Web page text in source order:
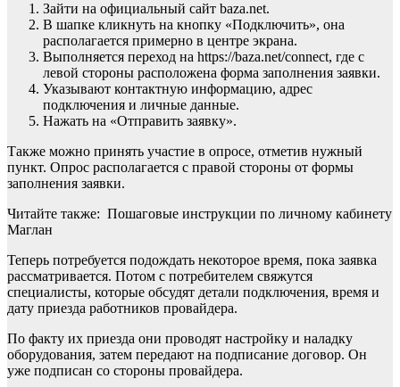
Зайти на официальный сайт baza.net.
В шапке кликнуть на кнопку «Подключить», она
располагается примерно в центре экрана.
Выполняется переход на https://baza.net/connect, где с
левой стороны расположена форма заполнения заявки.
Указывают контактную информацию, адрес
подключения и личные данные.
Нажать на «Отправить заявку».
Также можно принять участие в опросе, отметив нужный
пункт. Опрос располагается с правой стороны от формы
заполнения заявки.
Читайте также: Пошаговые инструкции по личному кабинету
Маглан
Теперь потребуется подождать некоторое время, пока заявка
рассматривается. Потом с потребителем свяжутся
специалисты, которые обсудят детали подключения, время и
дату приезда работников провайдера.
По факту их приезда они проводят настройку и наладку
оборудования, затем передают на подписание договор. Он
уже подписан со стороны провайдера.